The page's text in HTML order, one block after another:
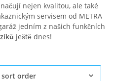
nejen kvalitou, ale také
servisem od METRA
jedním z našich funkčních
ještě dnes!
sort order